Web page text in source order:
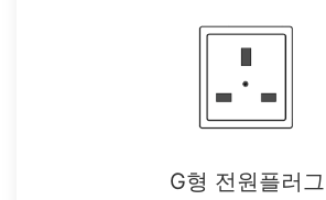
G형 전원플러그